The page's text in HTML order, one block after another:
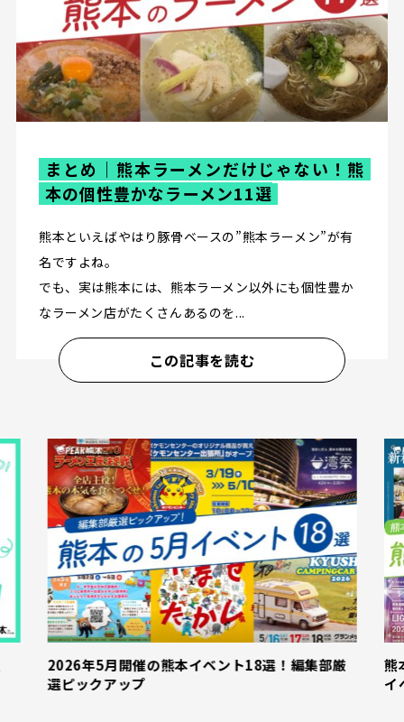
まとめ｜熊本ラーメンだけじゃない！熊
本の個性豊かなラーメン11選
熊本といえばやはり豚骨ベースの”熊本ラーメン”が有
名ですよね。
でも、実は熊本には、熊本ラーメン以外にも個性豊か
なラーメン店がたくさんあるのを...
この記事を読む
2026年5月開催の熊本イベント18選！編集部厳
選ピックアップ
熊
イ